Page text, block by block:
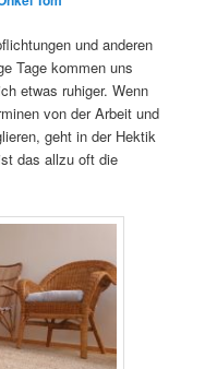
und anderen
Tage kommen uns
etwas ruhiger. Wenn
von der Arbeit und
geht in der Hektik
das allzu oft die